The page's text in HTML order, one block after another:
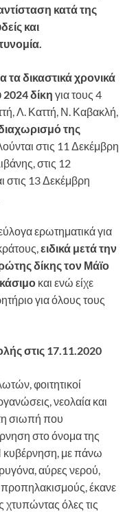
κατά της
και
δικαστικά χρονικά
2024 δίκη για τους 4
Λ. Καττή, Ν. Καβακλή,
της
στις 11 Δεκέμβρη
στις 12
στις 13 Δεκέμβρη
ερωτηματικά για
ειδικά μετά την
δίκης τον Μάϊο
και ενώ είχε
για όλους τους
στις 17.11.2020
φοιτητικοί
νεολαία και
σιωπή που
στο όνομα της
κυβέρνηση, με πάνω
αύρες νερού,
έκανε
χτυπώντας όλες τις